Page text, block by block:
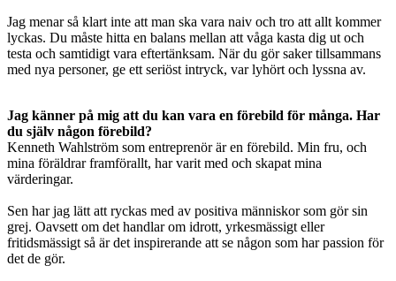
Jag menar så klart inte att man ska vara naiv och tro att allt kommer
lyckas. Du måste hitta en balans mellan att våga kasta dig ut och
testa och samtidigt vara eftertänksam. När du gör saker tillsammans
med nya personer, ge ett seriöst intryck, var lyhört och lyssna av.
Jag känner på mig att du kan vara en förebild för många. Har
du själv någon förebild?
Kenneth Wahlström som entreprenör är en förebild. Min fru, och
mina föräldrar framförallt, har varit med och skapat mina
värderingar.
Sen har jag lätt att ryckas med av positiva människor som gör sin
grej. Oavsett om det handlar om idrott, yrkesmässigt eller
fritidsmässigt så är det inspirerande att se någon som har passion för
det de gör.